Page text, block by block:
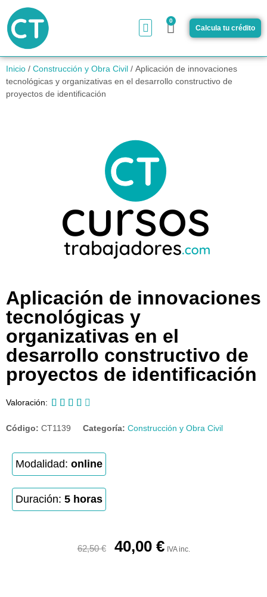
0
Calcula tu crédito
Inicio / Construcción y Obra Civil / Aplicación de innovaciones
tecnológicas y organizativas en el desarrollo constructivo de
proyectos de identificación
Aplicación de innovaciones
tecnológicas y
organizativas en el
desarrollo constructivo de
proyectos de identificación
Valoración:     
Código: CT1139 Categoría: Construcción y Obra Civil
Modalidad: online
Duración: 5 horas
62,50€ 40,00 € IVA inc.